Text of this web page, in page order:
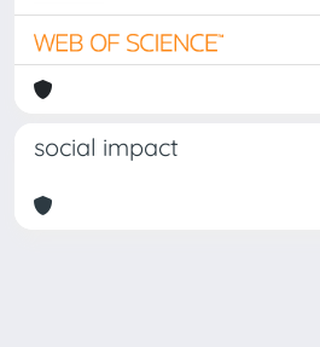
social impact